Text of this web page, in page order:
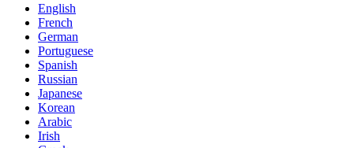
English
French
German
Portuguese
Spanish
Russian
Japanese
Korean
Arabic
Irish